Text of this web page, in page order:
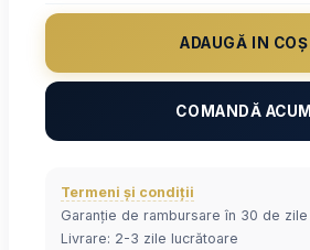
ADAUGĂ IN COȘ
COMANDĂ ACUM
Termeni și condiții
Garanție de rambursare în 30 de zile
Livrare: 2-3 zile lucrătoare